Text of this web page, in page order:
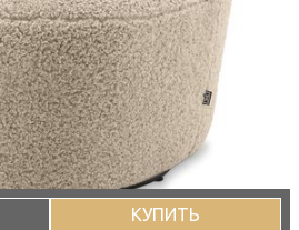
КУПИТЬ